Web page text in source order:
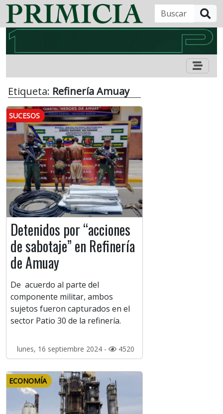
Etiqueta: Refinería Amuay
SUCESOS
Detenidos por “acciones
de sabotaje” en Refinería
de Amuay
De acuerdo al parte del
componente militar, ambos
sujetos fueron capturados en el
sector Patio 30 de la refinería.
lunes, 16 septiembre 2024 - 4520
ECONOMÍA